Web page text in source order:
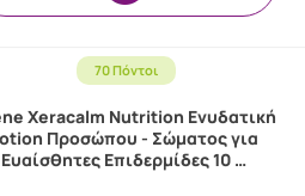
70 Πόντοι
Xeracalm Nutrition Ενυδατική
Προσώπου - Σώματος για
Ευαίσθητες Επιδερμίδες 10 …